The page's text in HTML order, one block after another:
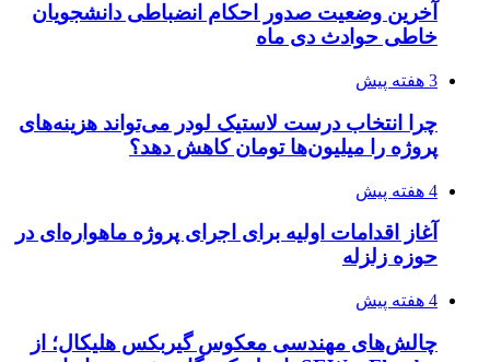
آخرین وضعیت صدور احکام انضباطی دانشجویان
خاطی حوادث دی ماه
3 هفته پیش
چرا انتخاب درست لاستیک لودر می‌تواند هزینه‌های
پروژه را میلیون‌ها تومان کاهش دهد؟
4 هفته پیش
آغاز اقدامات اولیه برای اجرای پروژه ماهواره‌ای در
حوزه زلزله
4 هفته پیش
چالش‌های مهندسی معکوس گیربکس هلیکال؛ از